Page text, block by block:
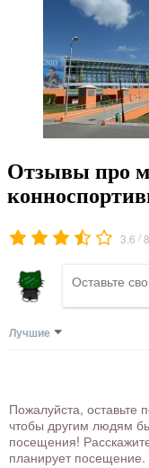
Отзывы про
3.6 /8
Лучшие
Пожалуйста, оставьте
чтобы другим людям
посещения!
планирует посещение.